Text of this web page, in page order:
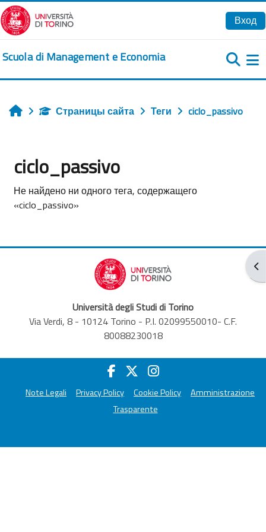
Перейти к основному содержанию
Вход
Scuola di Management e Economia
ГлавнаяСтраницы сайта Теги ciclo_passivo
ciclo_passivo
Не найдено ни одного тега, содержащего
«ciclo_passivo»
Università degli Studi di Torino
Via Verdi, 8 - 10124 Torino - P.I. 02099550010- C.F.
80088230018
Note Legali Privacy Policy Cookie Policy
Amministrazione
Trasparente